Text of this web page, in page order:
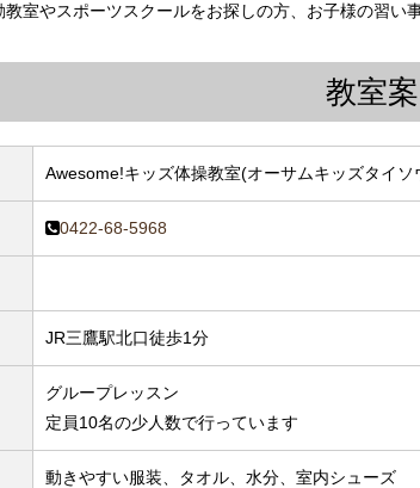
室やスポーツスクールをお探しの方、お子様の習い
教室
Awesome!キッズ体操教室(オーサムキッズタイソ
0422-68-5968
JR三鷹駅北口徒歩1分
グループレッスン
定員10名の少人数で行っています
動きやすい服装、タオル、水分、室内シューズ